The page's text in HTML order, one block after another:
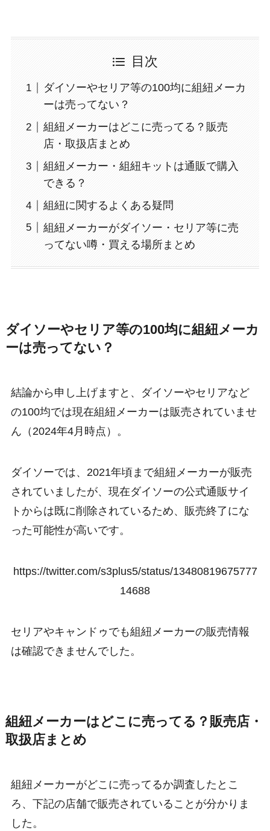
目次
ダイソーやセリア等の100均に組紐メーカ
ーは売ってない？
組紐メーカーはどこに売ってる？販売
店・取扱店まとめ
組紐メーカー・組紐キットは通販で購入
できる？
組紐に関するよくある疑問
組紐メーカーがダイソー・セリア等に売
ってない噂・買える場所まとめ
ダイソーやセリア等の100均に組紐メーカ
ーは売ってない？
結論から申し上げますと、ダイソーやセリアなど
の100均では現在組紐メーカーは販売されていませ
ん（2024年4月時点）。
ダイソーでは、2021年頃まで組紐メーカーが販売
されていましたが、現在ダイソーの公式通販サイ
トからは既に削除されているため、販売終了にな
った可能性が高いです。
https://twitter.com/s3plus5/status/13480819675777
14688
セリアやキャンドゥでも組紐メーカーの販売情報
は確認できませんでした。
組紐メーカーはどこに売ってる？販売店・
取扱店まとめ
組紐メーカーがどこに売ってるか調査したとこ
ろ、下記の店舗で販売されていることが分かりま
した。